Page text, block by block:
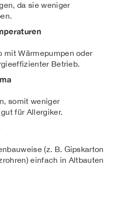
da sie weniger
mit Wärmepumpen oder
Betrieb.
somit weniger
für Allergiker.
(z. B. Gipskarton
einfach in Altbauten